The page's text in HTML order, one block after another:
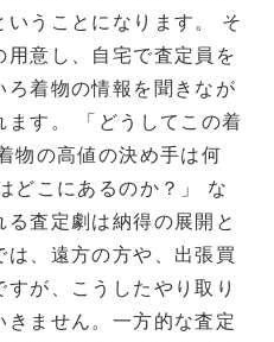
いうことになります。 そ
意し、自宅で査定員を
ろ着物の情報を聞きなが
ます。 「どうしてこの着
物の高値の決め手は何
どこにあるのか？」 な
査定劇は納得の展開と
、遠方の方や、出張買
が、こうしたやり取り
ません。一方的な査定